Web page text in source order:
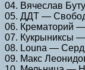
04. Вячеслав
05. ДДТ —
06. Крематорий
07. Кукрыниксы
08. Louna —
09. Макс